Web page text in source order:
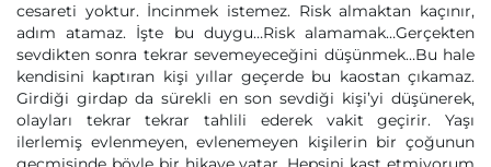
cesareti yoktur. İncinmek istemez. Risk almaktan kaçınır,
adım atamaz. İşte bu duygu…Risk alamamak…Gerçekten
sevdikten sonra tekrar sevemeyeceğini düşünmek…Bu hale
kendisini kaptıran kişi yıllar geçerde bu kaostan çıkamaz.
Girdiği girdap da sürekli en son sevdiği kişi’yi düşünerek,
olayları tekrar tekrar tahlili ederek vakit geçirir. Yaşı
ilerlemiş evlenmeyen, evlenemeyen kişilerin bir çoğunun